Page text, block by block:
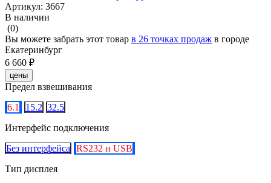
Артикул: 3667
В наличии
(0)
Вы можете забрать этот товар в 26 точках продаж в городе
Екатеринбург
6 660 ₽
цены
Предел взвешивания
6.1
15.2 32.5
Интерфейс подключения
Без интерфейса
RS232 и USB
Тип дисплея